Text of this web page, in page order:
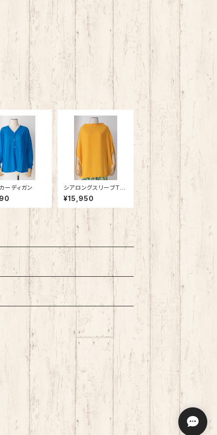
ーディガン
シアロングスリーブTシ
ャツ
¥15,950